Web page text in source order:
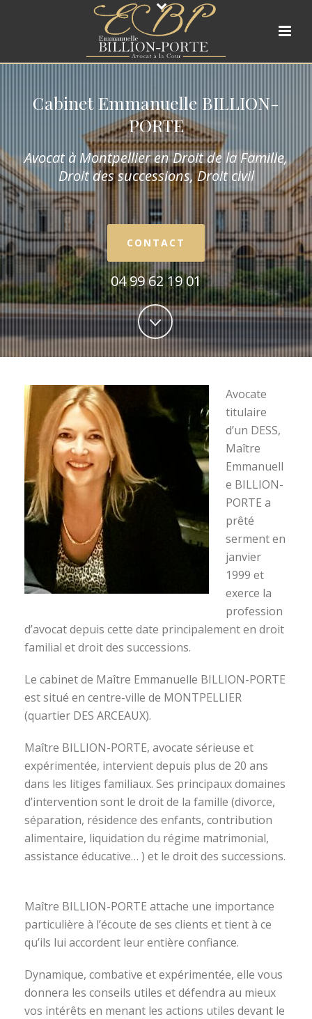
Cabinet Emmanuelle BILLION-
PORTE
Avocat à Montpellier en Droit de la Famille,
Droit des successions, Droit civil
CONTACT
04 99 62 19 01
Avocate
titulaire
d’un DESS,
Maître
Emmanuell
e BILLION-
PORTE a
prêté
serment en
janvier
1999 et
exerce la
profession
d’avocat depuis cette date principalement en droit
familial et droit des successions.
Le cabinet de Maître Emmanuelle BILLION-PORTE
est situé en centre-ville de MONTPELLIER
(quartier DES ARCEAUX).
Maître BILLION-PORTE, avocate sérieuse et
expérimentée, intervient depuis plus de 20 ans
dans les litiges familiaux. Ses principaux domaines
d’intervention sont le droit de la famille (divorce,
séparation, résidence des enfants, contribution
alimentaire, liquidation du régime matrimonial,
assistance éducative… ) et le droit des successions.
Maître BILLION-PORTE attache une importance
particulière à l’écoute de ses clients et tient à ce
qu’ils lui accordent leur entière confiance.
Dynamique, combative et expérimentée, elle vous
donnera les conseils utiles et défendra au mieux
vos intérêts en menant les actions utiles devant le